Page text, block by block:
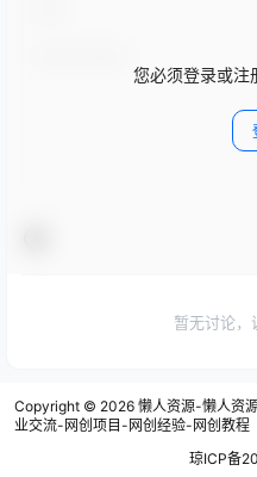
您必须登录或注
暂无讨论，
Copyright © 2026 懒人资源-懒人资
业交流-网创项目-网创经验-网创教程
琼ICP备